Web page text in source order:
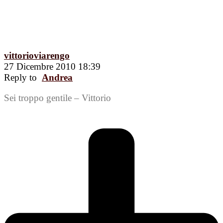
vittorioviarengo
27 Dicembre 2010 18:39
Reply to Andrea
Sei troppo gentile – Vittorio